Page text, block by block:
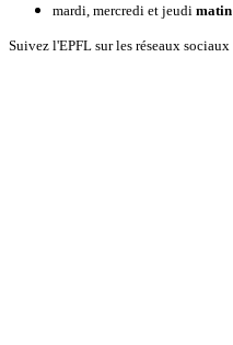
mardi, mercredi et jeudi matin
Suivez l'EPFL sur les réseaux sociaux